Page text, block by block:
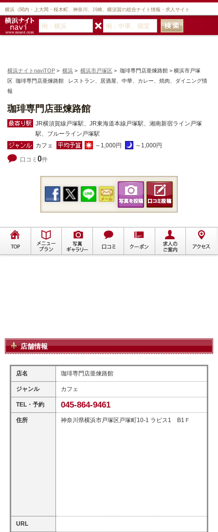
横浜（関内・上大岡・桜木町、神奈川、川崎、横須賀の総合ナイト情報・求人サイト
横浜ナイトnaviTOP > 横浜 > 横浜市戸塚区 > 珈琲専門店亜煉路館 > 横浜市戸塚
区 珈琲専門店亜煉路館 レストラン、居酒屋、中華、カレー、焼肉、ダイニング情
報
珈琲専門店亜煉路館
JR横須賀線戸塚駅、JR東海道本線戸塚駅、湘南新宿ライン戸塚
駅、ブルーライン戸塚駅
カフェ
～1,000円 ～1,000円
口コミ 0件
店舗情報
店名 珈琲専門店亜煉路館
ジャンル カフェ
TEL・予約 045-864-9461
住所 神奈川県横浜市戸塚区戸塚町10-1 ラピス1 B1Ｆ
URL